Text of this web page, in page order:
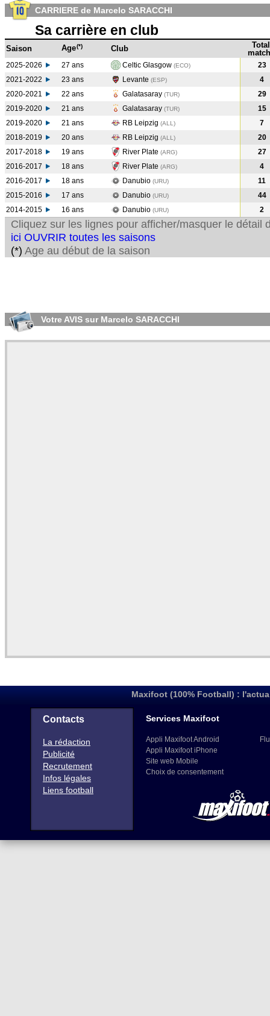
CARRIERE de Marcelo SARACCHI
Sa carrière en club
Saison Age(*) Club
Total
2025-2026 27 ans Celtic Glasgow (ECO)
23
2021-2022
23 ans Levante (ESP)
4
2020-2021
22 ans Galatasaray (TUR)
29
2019-2020
21 ans Galatasaray (TUR)
15
2019-2020
21 ans RB Leipzig (ALL )
7
2018-2019
20 ans RB Leipzig (ALL )
20
2017-2018
19 ans River Plate (ARG)
27
2016-2017
18 ans River Plate (ARG)
4
2016-2017
18 ans Danubio (URU)
11
2015-2016
17 ans Danubio (URU)
44
2014-2015
16 ans Danubio (URU) 2
Cliquez sur les lignes pour afficher/masquer le détail
ici OUVRIR toutes les saisons
(*) Age au début de la saison
Votre AVIS sur Marcelo SARACCHI
Maxifoot (100% Football) :
Contacts
La rédaction
Publicité
Recrutement
Infos légales
Liens football
Services Maxifoot
Appli Maxifoot Android
Appli Maxifoot iPhone
Site web Mobile
Choix de consentement